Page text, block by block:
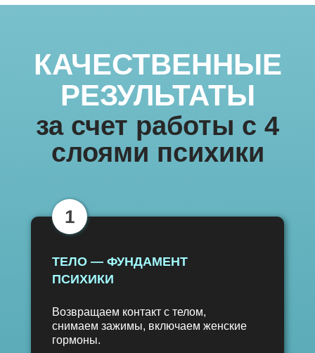
КАЧЕСТВЕННЫЕ
РЕЗУЛЬТАТЫ
ТЕЛО — ФУНДАМЕНТ
ПСИХИКИ
Возвращаем контакт с телом,
снимаем зажимы, включаем женские
гормоны.
за счет работы с 4
слоями психики
1